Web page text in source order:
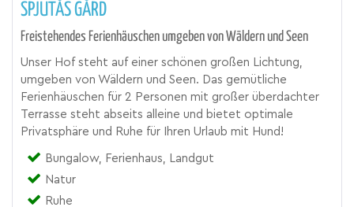
SPJUTÅS GÅRD
Freistehendes Ferienhäuschen umgeben von Wäldern und Seen
Unser Hof steht auf einer schönen großen Lichtung,
umgeben von Wäldern und Seen. Das gemütliche
Ferienhäuschen für 2 Personen mit großer überdachter
Terrasse steht abseits alleine und bietet optimale
Privatsphäre und Ruhe für Ihren Urlaub mit Hund!
Bungalow, Ferienhaus, Landgut
Natur
Ruhe